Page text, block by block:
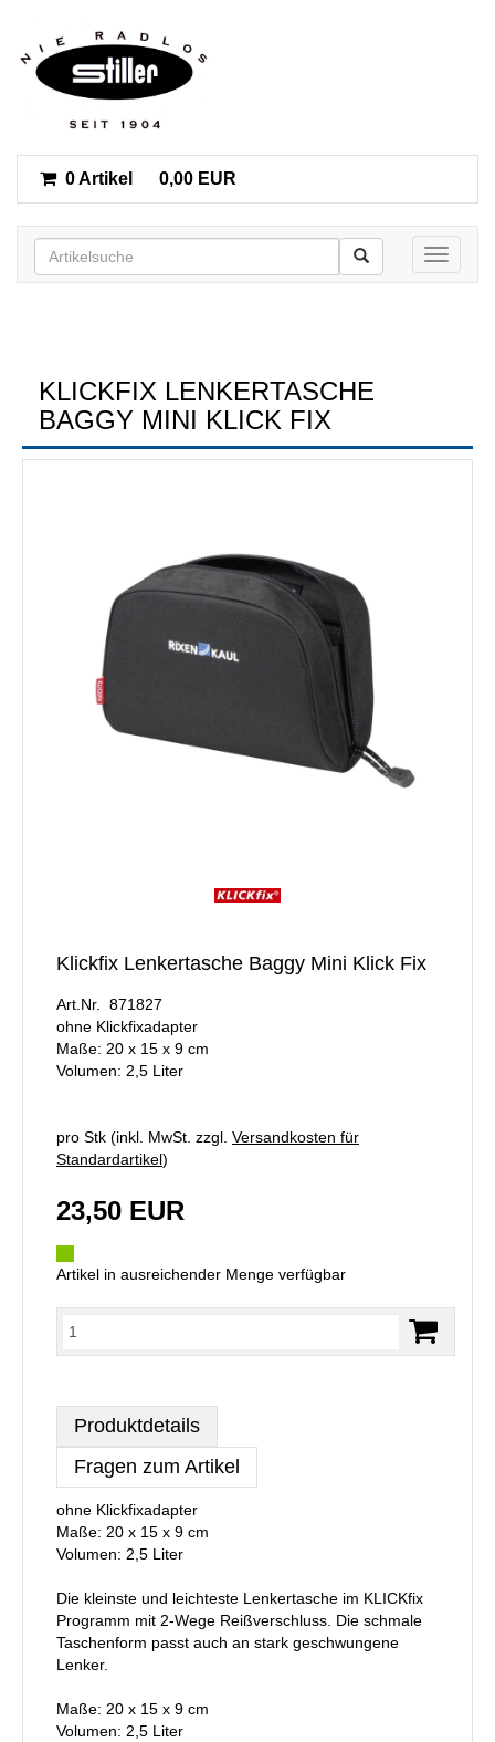
0 Artikel 0,00 EUR
Toggle
KLICKFIX LENKERTASCHE
BAGGY MINI KLICK FIX
Klickfix Lenkertasche Baggy Mini Klick Fix
Art.Nr. 871827
ohne Klickfixadapter
Maße: 20 x 15 x 9 cm
Volumen: 2,5 Liter
pro Stk (inkl. MwSt. zzgl. Versandkosten für
Standardartikel)
23,50 EUR
Artikel in ausreichender Menge verfügbar
Produktdetails
Fragen zum Artikel
ohne Klickfixadapter
Maße: 20 x 15 x 9 cm
Volumen: 2,5 Liter
Die kleinste und leichteste Lenkertasche im KLICKfix
Programm mit 2-Wege Reißverschluss. Die schmale
Taschenform passt auch an stark geschwungene
Lenker.
Maße: 20 x 15 x 9 cm
Volumen: 2,5 Liter